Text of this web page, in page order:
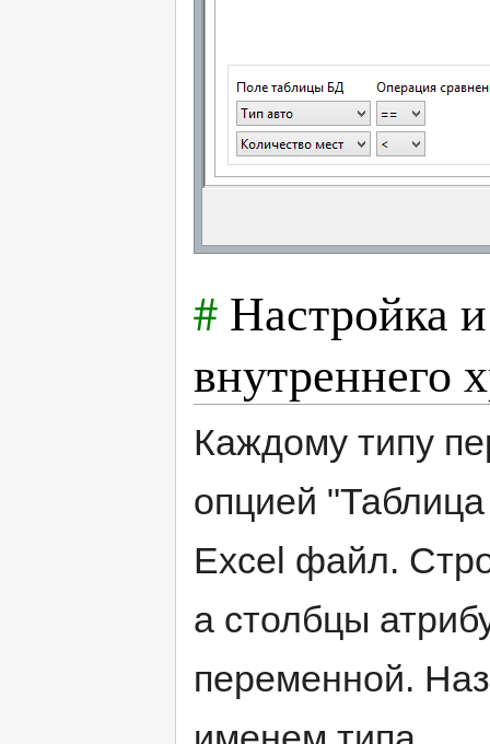
# Настройка
внутреннего
Каждому типу
опцией
Excel файл.
а столбцы
переменной.